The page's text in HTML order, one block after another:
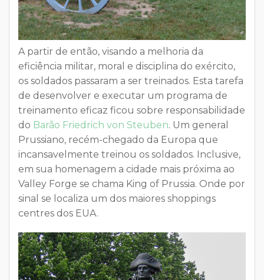
A partir de então, visando a melhoria da
eficiência militar, moral e disciplina do exército,
os soldados passaram a ser treinados. Esta tarefa
de desenvolver e executar um programa de
treinamento eficaz ficou sobre responsabilidade
do Barão Friedrich von Steuben. Um general
Prussiano, recém-chegado da Europa que
incansavelmente treinou os soldados. Inclusive,
em sua homenagem a cidade mais próxima ao
Valley Forge se chama King of Prussia. Onde por
sinal se localiza um dos maiores shoppings
centres dos EUA.